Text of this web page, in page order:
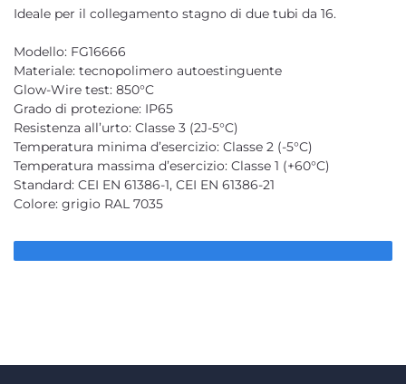
Ideale per il collegamento stagno di due tubi da 16.
Modello: FG16666
Materiale: tecnopolimero autoestinguente
Glow-Wire test: 850°C
Grado di protezione: IP65
Resistenza all’urto: Classe 3 (2J-5°C)
Temperatura minima d’esercizio: Classe 2 (-5°C)
Temperatura massima d’esercizio: Classe 1 (+60°C)
Standard: CEI EN 61386-1, CEI EN 61386-21
Colore: grigio RAL 7035